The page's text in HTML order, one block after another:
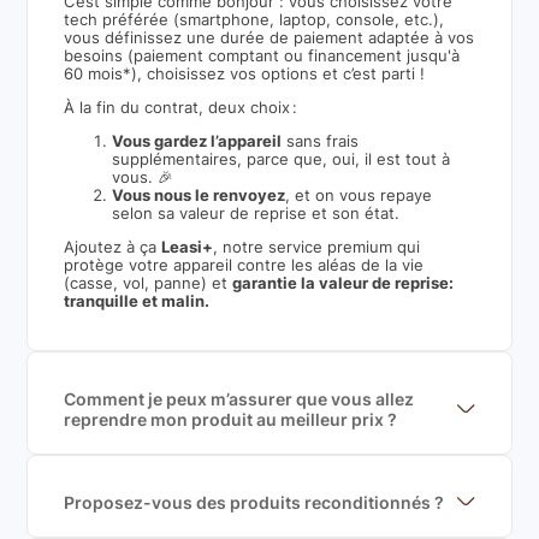
tech préférée (smartphone, laptop, console, etc.),
vous définissez une durée de paiement adaptée à vos
besoins (paiement comptant ou financement jusqu'à
60 mois*), choisissez vos options et c’est parti !
À la fin du contrat, deux choix :
Vous gardez l’appareil sans frais
supplémentaires, parce que, oui, il est tout à
vous. 🎉
Vous nous le renvoyez, et on vous repaye
selon sa valeur de reprise et son état.
Ajoutez à ça Leasi+, notre service premium qui
protège votre appareil contre les aléas de la vie
(casse, vol, panne) etgarantie la valeur de reprise:
tranquille et malin.
Comment je peux m’assurer que vous allez
reprendre mon produit au meilleur prix ?
garantir le meilleur prix de rachat. De plus, nous
sommes rémunéré à la commission sur la valeur de
Proposez-vous des produits reconditionnés ?